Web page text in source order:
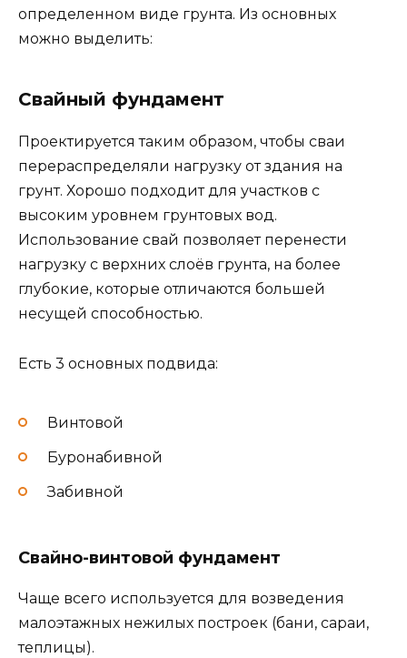
определенном виде грунта. Из основных
можно выделить:
Свайный фундамент
Проектируется таким образом, чтобы сваи
перераспределяли нагрузку от здания на
грунт. Хорошо подходит для участков с
высоким уровнем грунтовых вод.
Использование свай позволяет перенести
нагрузку с верхних слоёв грунта, на более
глубокие, которые отличаются большей
несущей способностью.
Есть 3 основных подвида:
Винтовой
Буронабивной
Забивной
Свайно-винтовой фундамент
Чаще всего используется для возведения
малоэтажных нежилых построек (бани, сараи,
теплицы).